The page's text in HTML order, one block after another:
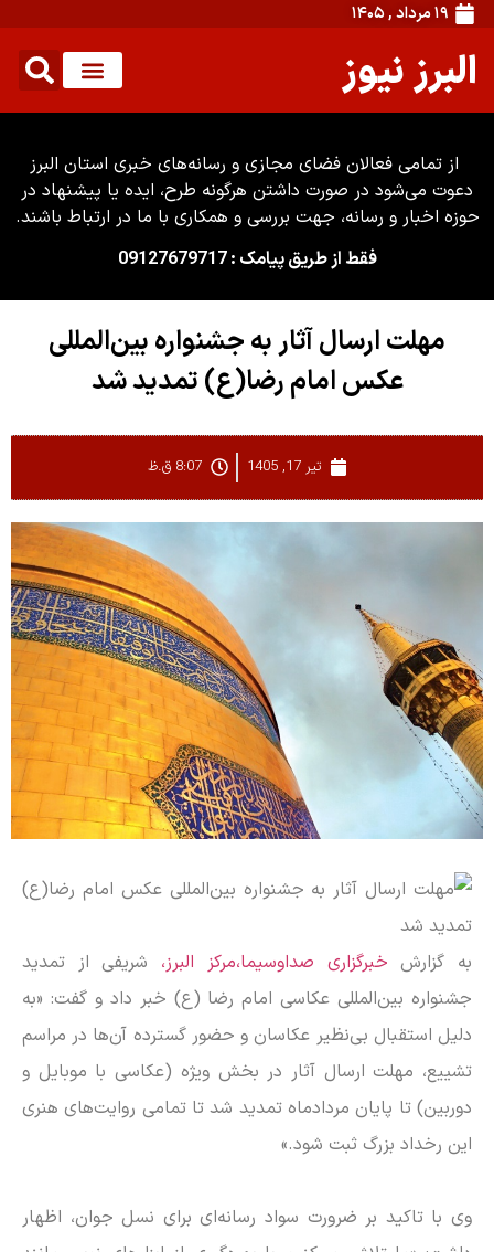
۱۹ مرداد , ۱۴۰۵
البرز نیوز
از تمامی فعالان فضای مجازی و رسانه‌های خبری استان البرز
دعوت می‌شود در صورت داشتن هرگونه طرح، ایده یا پیشنهاد در
حوزه اخبار و رسانه، جهت بررسی و همکاری با ما در ارتباط باشند.
فقط از طریق پیامک : 09127679717
مهلت ارسال آثار به جشنواره بین‌المللی
عکس امام رضا(ع) تمدید شد
تیر 17, 1405 8:07 ق.ظ
به گزارش خبرگزاری صداوسیما،مرکز البرز، شریفی از تمدید
جشنواره بین‌المللی عکاسی امام رضا (ع) خبر داد و گفت: «به
دلیل استقبال بی‌نظیر عکاسان و حضور گسترده آن‌ها در مراسم
تشییع، مهلت ارسال آثار در بخش ویژه (عکاسی با موبایل و
دوربین) تا پایان مردادماه تمدید شد تا تمامی روایت‌های هنری
این رخداد بزرگ ثبت شود.»
وی با تاکید بر ضرورت سواد رسانه‌ای برای نسل جوان، اظهار